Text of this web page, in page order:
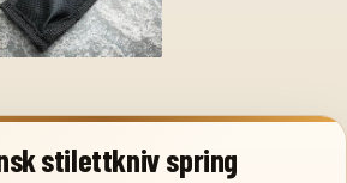
stilettkniv spring